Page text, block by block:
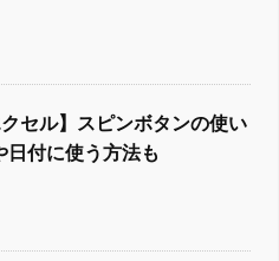
クセル】スピンボタンの使い
日付に使う方法も